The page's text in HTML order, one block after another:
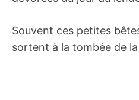
Souvent ces petites
sortent à la tombée de